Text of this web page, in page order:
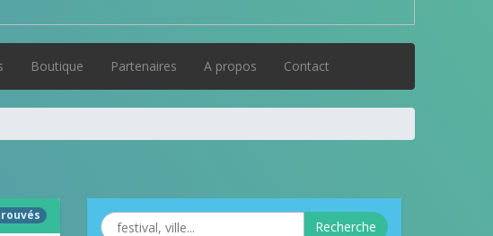
Boutique Partenaires A propos Contact
Recherche